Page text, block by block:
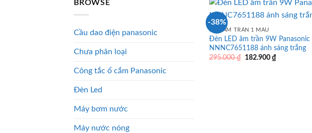
BROWSE
Cầu dao điện panasonic
Chưa phân loại
Công tắc ổ cắm Panasonic
Đèn Led
Máy bơm nước
Máy nước nóng
-38%
ĐÈN ÂM TRẦN 1 MÀU
Đèn LED âm trần 9W Panasonic
NNNC7651188 ánh sáng trắng
295.000₫
Giá
182.900₫